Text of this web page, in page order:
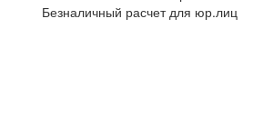
Безналичный расчет для юр.лиц